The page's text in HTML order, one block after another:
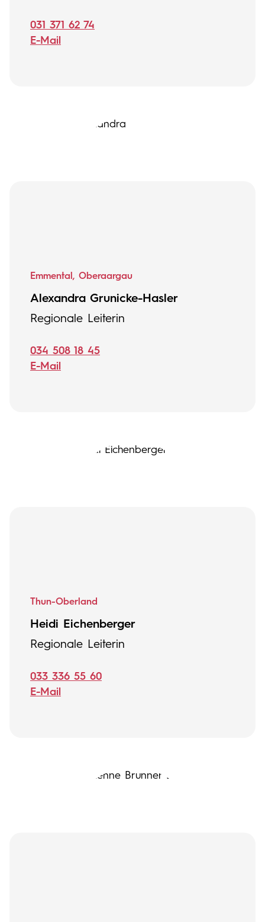
031 371 62 74
E-Mail
Emmental, Oberaargau
Alexandra Grunicke-Hasler
Regionale Leiterin
034 508 18 45
E-Mail
Thun-Oberland
Heidi Eichenberger
Regionale Leiterin
033 336 55 60
E-Mail